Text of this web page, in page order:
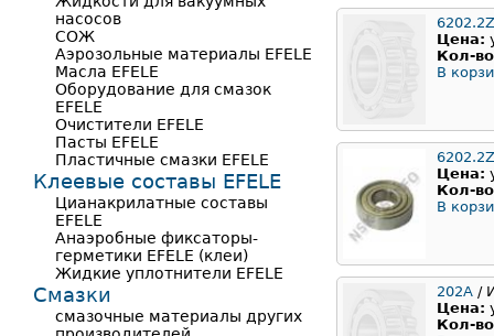
Цена:
Кол-
В
Цена:
Кол-
В
202А /
Цена:
Кол-
насосов
СОЖ
Аэрозольные материалы EFELE
Масла EFELE
Оборудование для смазок
EFELE
Очистители EFELE
Пасты EFELE
Пластичные смазки EFELE
Клеевые составы EFELE
Цианакрилатные составы
EFELE
Анаэробные фиксаторы-
герметики EFELE (клеи)
Жидкие уплотнители EFELE
Смазки
смазочные материалы других